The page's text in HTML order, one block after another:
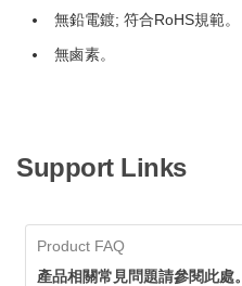
無鉛電鍍; 符合RoHS規範。
無鹵素。
Support Links
Product FAQ
產品相關常見問題請參閱此處。